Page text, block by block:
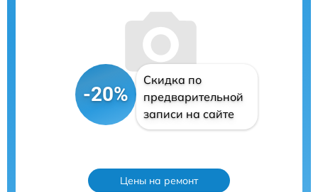
-20%
Скидка по
предварительной
записи на сайте
Цены на ремонт